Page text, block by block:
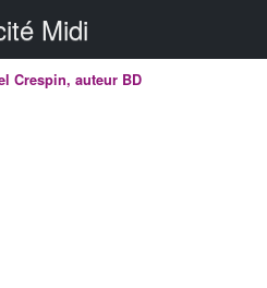
Midi
Crespin, auteur BD